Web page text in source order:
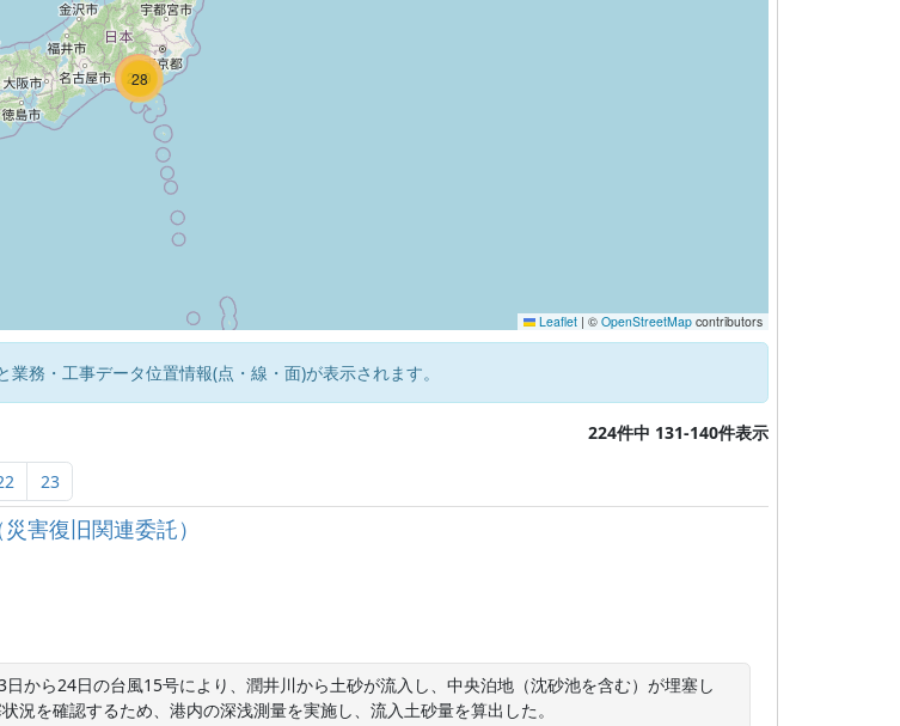
28
224
219
Leaflet | © OpenStreetMap contributors
務・工事データ位置情報(点・線・面)が表示されます。
224件中 131-140件表示
23
害復旧関連委託）
日から24日の台風15号により、潤井川から土砂が流入し、中央泊地（沈砂池を含む）が埋塞し
況を確認するため、港内の深浅測量を実施し、流入土砂量を算出した。